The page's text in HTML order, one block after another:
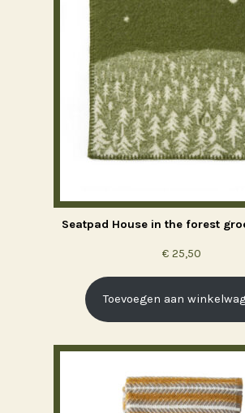
Seatpad House in the forest
€25,50
Toevoegen aan